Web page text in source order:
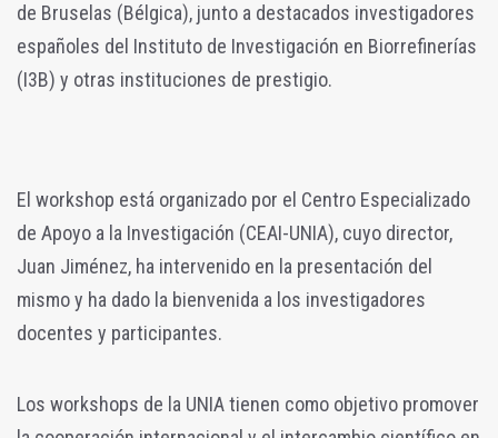
de Bruselas (Bélgica), junto a destacados investigadores
españoles del Instituto de Investigación en Biorrefinerías
(I3B) y otras instituciones de prestigio.
El workshop está organizado por el Centro Especializado
de Apoyo a la Investigación (CEAI-UNIA), cuyo director,
Juan Jiménez, ha intervenido en la presentación del
mismo y ha dado la bienvenida a los investigadores
docentes y participantes.
Los workshops de la UNIA tienen como objetivo promover